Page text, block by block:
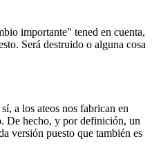
importante" tened en cuenta,
Será destruido o alguna cosa
a los ateos nos fabrican en
De hecho, y por definición, un
versión puesto que también es